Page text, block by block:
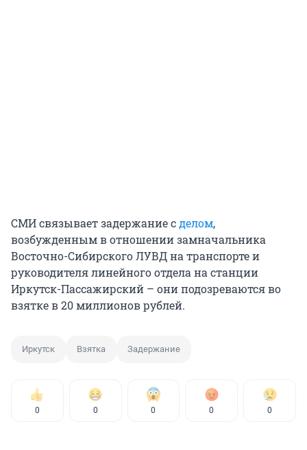
СМИ связывает задержание сделом,
возбужденным в отношении замначальника
Восточно-Сибирского ЛУВД на транспорте и
руководителя линейного отдела на станции
Иркутск-Пассажирский – они подозреваются во
взятке в 20 миллионов рублей.
Иркутск Взятка Задержание
0 0 0 0 0